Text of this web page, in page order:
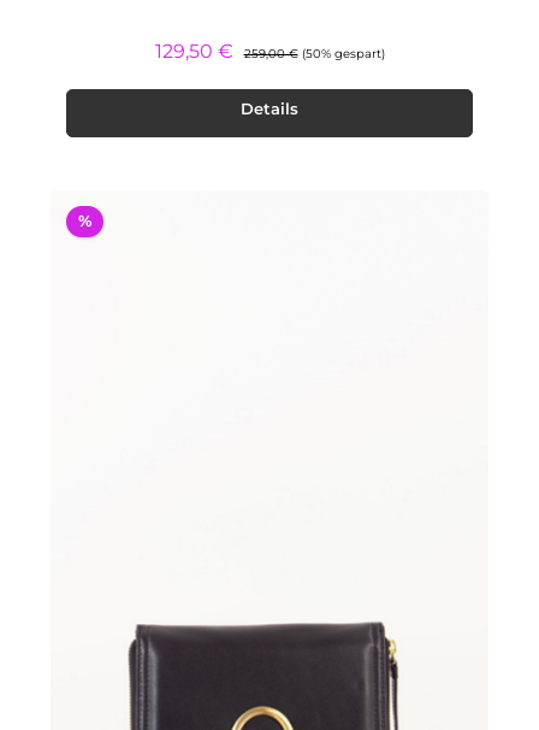
Verkaufspreis:
129,50 € 259,00 € (50% gespart)
Details
%